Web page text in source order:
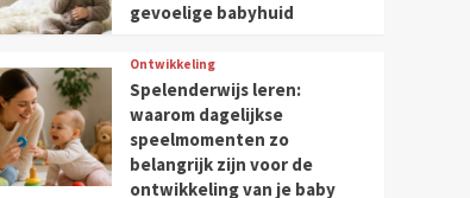
gevoelige babyhuid
Ontwikkeling
Spelenderwijs leren:
waarom dagelijkse
speelmomenten zo
belangrijk zijn voor de
ontwikkeling van je baby